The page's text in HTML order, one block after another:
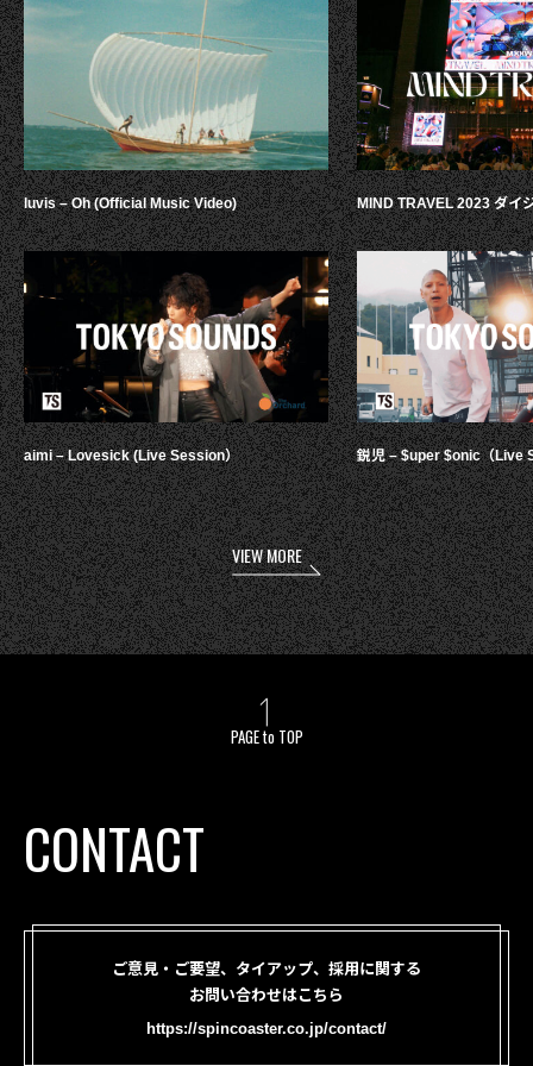
luvis – Oh (Official Music Video)
aimi – Lovesick (Live Session）
MIND TRAVEL 2023 ダイ
鋭児 – $uper $onic（Live
VIEW MORE
PAGE to TOP
CONTACT
ご意見・ご要望、タイアップ、採用に関する
お問い合わせはこちら
https://spincoaster.co.jp/contact/